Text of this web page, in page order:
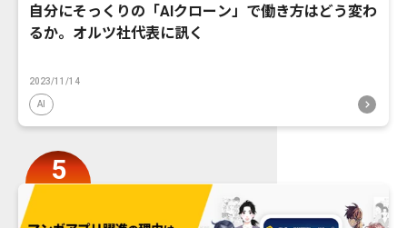
自分にそっくりの「AIクローン」で働き方はどう変わ
るか。オルツ社代表に訊く
2023/11/14
AI